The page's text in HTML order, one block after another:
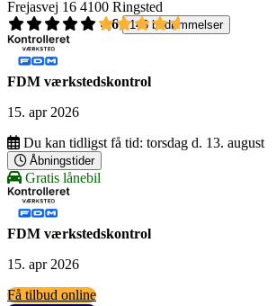
Frejasvej 16 4100 Ringsted
4,6
146 bedømmelser
FDM værkstedskontrol
15. apr 2026
Du kan tidligst få tid: torsdag d. 13. august
Åbningstider
Gratis lånebil
FDM værkstedskontrol
15. apr 2026
Få tilbud online